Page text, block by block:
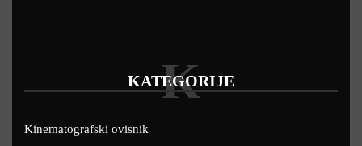
KATEGORIJE
K
Kinematografski ovisnik